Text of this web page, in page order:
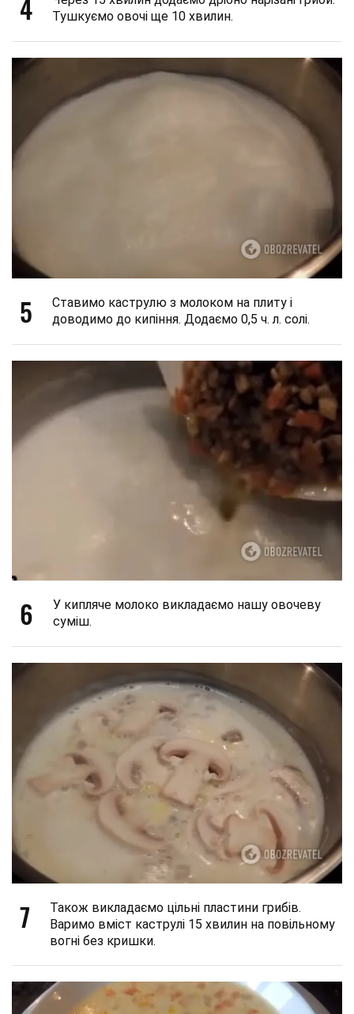
4
Тушкуємо овочі ще 10 хвилин.
5
Ставимо каструлю з молоком на плиту і
доводимо до кипіння. Додаємо 0,5 ч. л. солі.
6
У кипляче молоко викладаємо нашу овочеву
суміш.
7
Також викладаємо цільні пластини грибів.
Варимо вміст каструлі 15 хвилин на повільному
вогні без кришки.